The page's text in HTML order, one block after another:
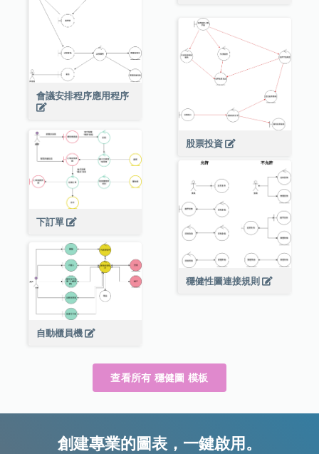
會議安排程序應用程序
股票投資
下訂單
穩健性圖連接規則
自動櫃員機
查看所有 穩健圖 模板
創建專業的圖表，一鍵啟用。